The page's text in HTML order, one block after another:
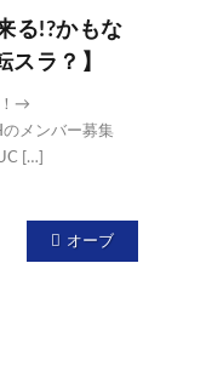
る!?かもな
ラ？】
！→
メンバー募集
[…]
オーブ